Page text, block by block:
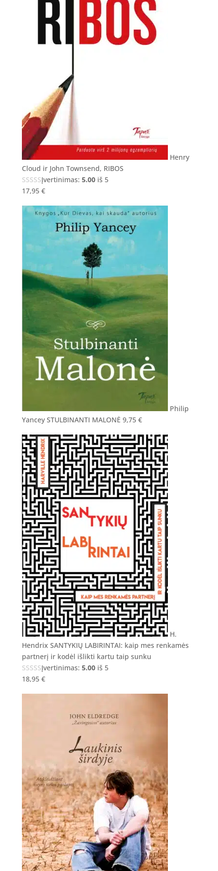
Henry
Cloud ir John Townsend, RIBOS
Įvertinimas: 5.00iš 5
17,95 €
Philip
Yancey STULBINANTI MALONĖ 9,75 €
H.
Hendrix SANTYKIŲ LABIRINTAI: kaip mes renkamės
partnerį ir kodėl išlikti kartu taip sunku
Įvertinimas: 5.00iš 5
18,95 €